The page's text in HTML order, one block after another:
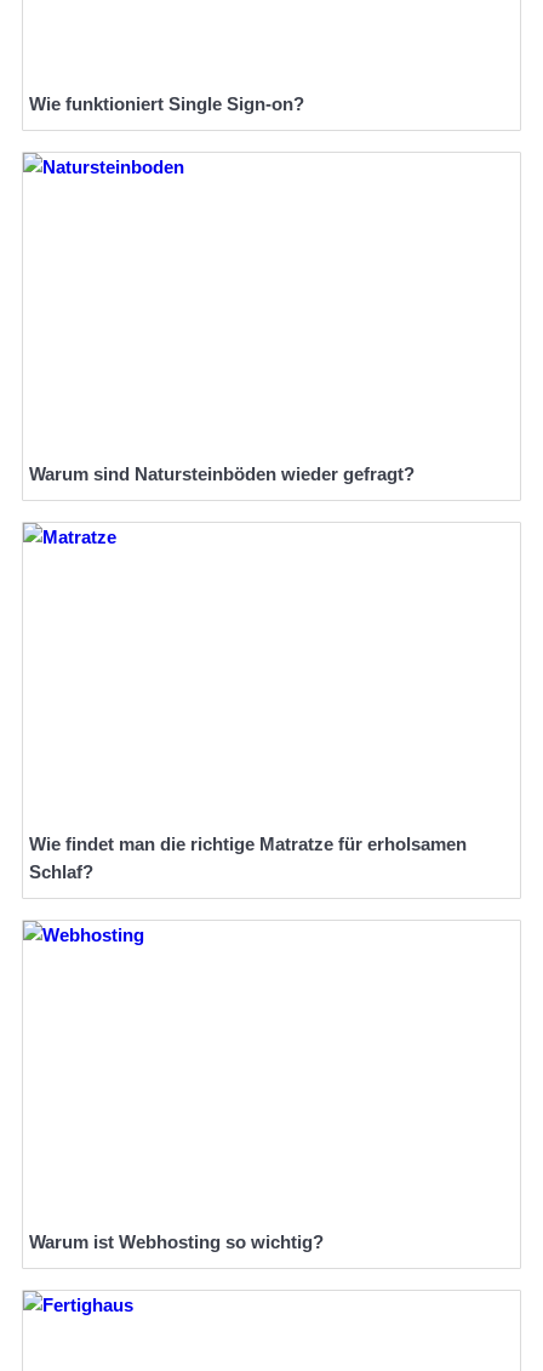
Wie funktioniert Single Sign-on?
Warum sind Natursteinböden wieder gefragt?
Wie findet man die richtige Matratze für erholsamen
Schlaf?
Warum ist Webhosting so wichtig?